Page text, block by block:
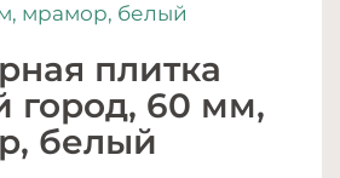
мрамор, белый
плитка
город, 60 мм,
белый